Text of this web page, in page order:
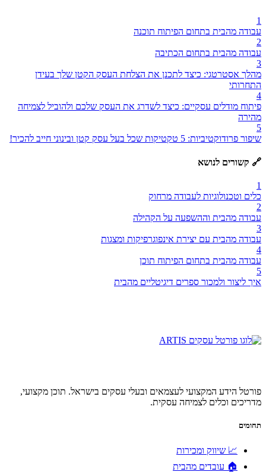
1
עבודה מהבית בתחום הפיתוח תוכנה
2
עבודה מהבית בתחום הכתיבה
3
מהלך אסטרטגי: כיצד לתכנן את הצלחת העסק הקטן שלך בעידן
התחרותי
4
פיתוח מודלים עסקיים: כיצד לשדרג את העסק שלכם ולהוביל לצמיחה
מהירה
5
שיפור פרודוקטיביות: 5 טקטיקות שכל בעל עסק קטן ובינוני חייב להכיר!
🔗 קשורים לנושא
1
כלים וטכנולוגיות לעבודה מרחוק
2
עבודה מהבית וההשפעה על הקהילה
3
עבודה מהבית עם יצירת אינפוגרפיקות ומצגות
4
עבודה מהבית בתחום הפיתוח תוכן
5
איך ליצור ולמכור ספרים דיגיטליים מהבית
פורטל הידע המקצועי לעצמאים ובעלי עסקים בישראל. תוכן מקצועי,
מדריכים וכלים לצמיחה עסקית.
תחומים
📈 שיווק ומכירות
🏠 עובדים מהבית